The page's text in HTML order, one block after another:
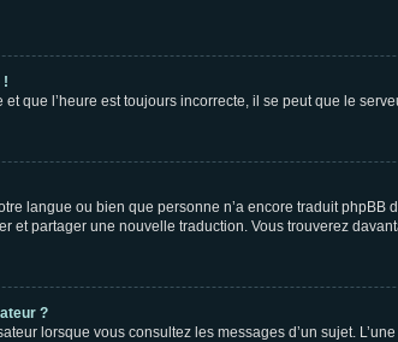
!
que l’heure est toujours incorrecte, il se peut que le
langue ou bien que personne n’a encore traduit
et partager une nouvelle traduction. Vous trouverez
?
lorsque vous consultez les messages d’un sujet.